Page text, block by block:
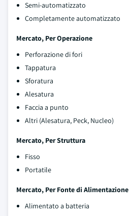
Semi-automatizzato
Completamente automatizzato
Mercato, Per Operazione
Perforazione di fori
Tappatura
Sforatura
Alesatura
Faccia a punto
Altri (Alesatura, Peck, Nucleo)
Mercato, Per Struttura
Fisso
Portatile
Mercato, Per Fonte di Alimentazione
Alimentato a batteria